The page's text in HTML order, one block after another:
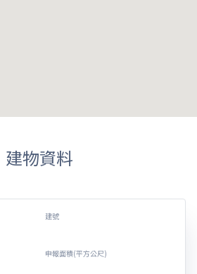
建物資料
建號
申報面積(平方公尺)